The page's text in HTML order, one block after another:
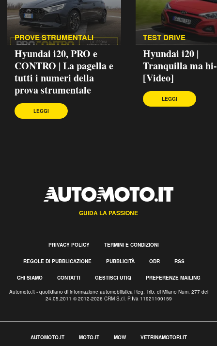
PROVE STRUMENTALI
Hyundai i20, PRO e
CONTRO | La pagella e
tutti i numeri della
prova strumentale
LEGGI
TEST DRIVE
Hyundai i20 |
Tranquilla ma
[Video]
LEGGI
GUIDA LA PASSIONE
PRIVACY POLICY TERMINI E CONDIZIONI
REGOLE DI PUBBLICAZIONE PUBBLICITÀ ODR RSS
CHI SIAMO CONTATTI GESTISCI UTIQ PREFERENZE MAILING
Automoto.it - quotidiano di informazione automobilistica Reg. Trib. di Milano Num. 277 del
24.05.2011 © 2012-2026 CRM S.r.l. P.Iva 11921100159
AUTOMOTO.IT MOTO.IT MOW VETRINAMOTORI.IT